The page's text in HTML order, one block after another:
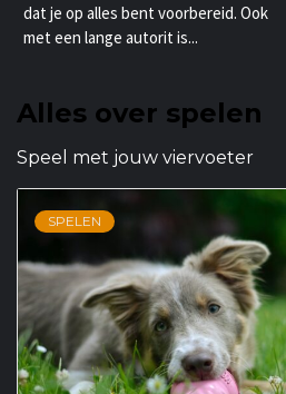
dat je op alles bent voorbereid. Ook
met een lange autorit is...
Alles over spelen
Speel met jouw viervoeter
SPELEN